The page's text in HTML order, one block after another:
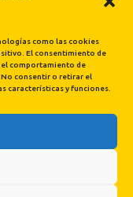
como las cookies
El consentimiento de
comportamiento de
consentir o retirar el
características y funciones.
Instagram